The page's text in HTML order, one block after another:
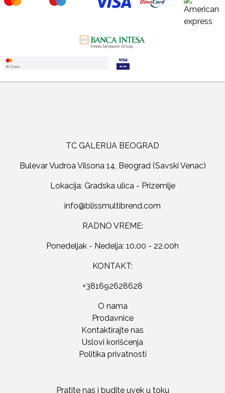
TC GALERIJA BEOGRAD
Bulevar Vudroa Vilsona 14, Beograd (Savski Venac)
Lokacija: Gradska ulica - Prizemlje
RADNO VREME:
Ponedeljak - Nedelja: 10.00 - 22.00h
KONTAKT:
+381692628628
O nama
Prodavnice
Kontaktirajte nas
Uslovi korišćenja
Politika privatnosti
Pratite nas i budite uvek u toku